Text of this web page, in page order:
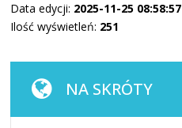
Data edycji: 2025-11-25 08:58:57
Ilość wyświetleń: 251
NA SKRÓTY